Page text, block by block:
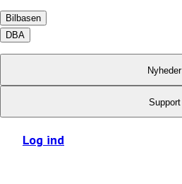
Bilbasen
DBA
Nyheder
Support
Log ind